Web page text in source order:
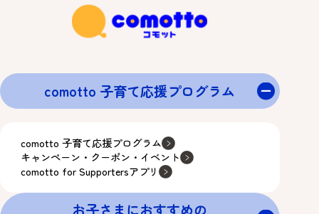
comotto 子育て応援プログラム
comotto 子育て応援プログラム
キャンペーン・クーポン・イベント
comotto for Supportersアプリ
お子さまにおすすめの